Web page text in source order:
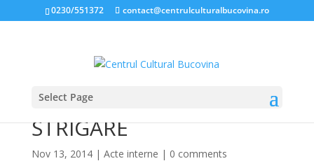
0230/551372 contact@centrulculturalbucovina.ro
Select Page
ANUNŢ: LICITAŢIE CU
STRIGARE
Nov 13, 2014| Acte interne | 0 comments